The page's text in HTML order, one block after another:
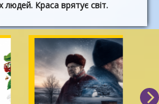
людей. Краса врятує світ.